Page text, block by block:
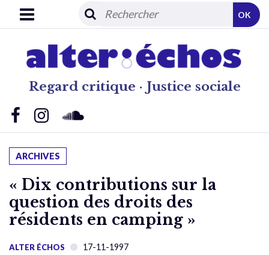
Regard critique · Justice sociale
OK
ARCHIVES
« Dix contributions sur la
question des droits des
résidents en camping »
ALTER ÉCHOS 17-11-1997